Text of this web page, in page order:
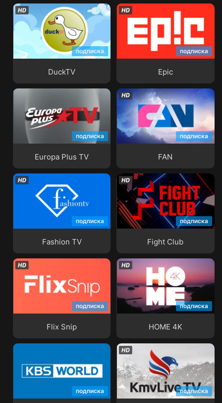
подписка
DuckTV
DuckTV
подписка
Epic
подписка
Europa Plus TV
Europa Plus TV
подписка
FAN
FAN
подписка
Fashion TV
подписка
Fight Club
Fight Club
подписка
Flix Snip
подписка
HOME 4K
HOME 4K
подписка подписка
KmvLive.TV